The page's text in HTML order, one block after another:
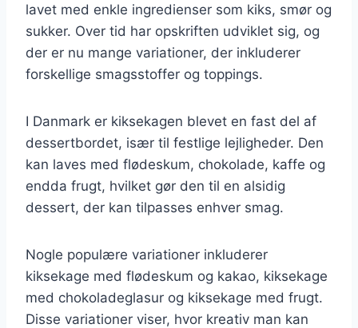
lavet med enkle ingredienser som kiks, smør og
sukker. Over tid har opskriften udviklet sig, og
der er nu mange variationer, der inkluderer
forskellige smagsstoffer og toppings.
I Danmark er kiksekagen blevet en fast del af
dessertbordet, især til festlige lejligheder. Den
kan laves med flødeskum, chokolade, kaffe og
endda frugt, hvilket gør den til en alsidig
dessert, der kan tilpasses enhver smag.
Nogle populære variationer inkluderer
kiksekage med flødeskum og kakao, kiksekage
med chokoladeglasur og kiksekage med frugt.
Disse variationer viser, hvor kreativ man kan